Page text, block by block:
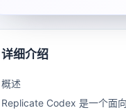
详细介绍
概述
Replicate Codex 是一个面向